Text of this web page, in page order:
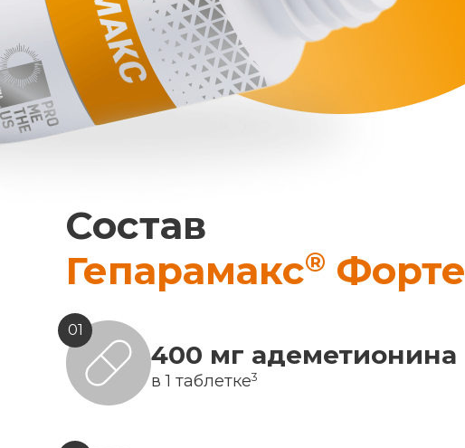
Состав
Гепарамакс® Форте
01
400 мг адеметионина
в 1 таблетке3